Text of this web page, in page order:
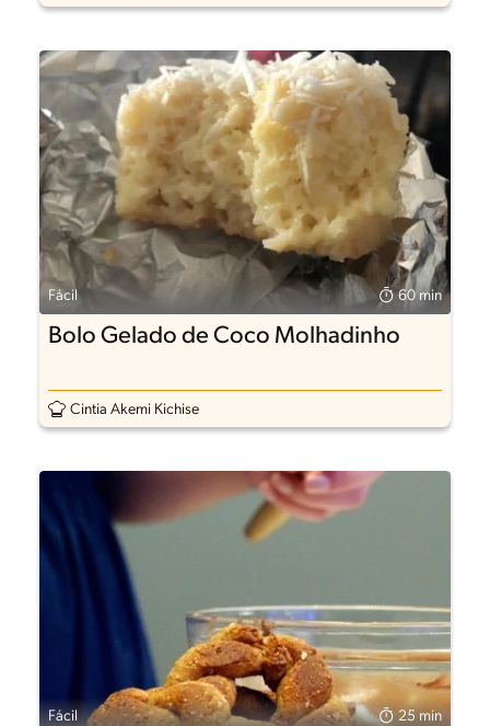
Fácil 60 min
Bolo Gelado de Coco Molhadinho
Cintia Akemi Kichise
Fácil 25 min